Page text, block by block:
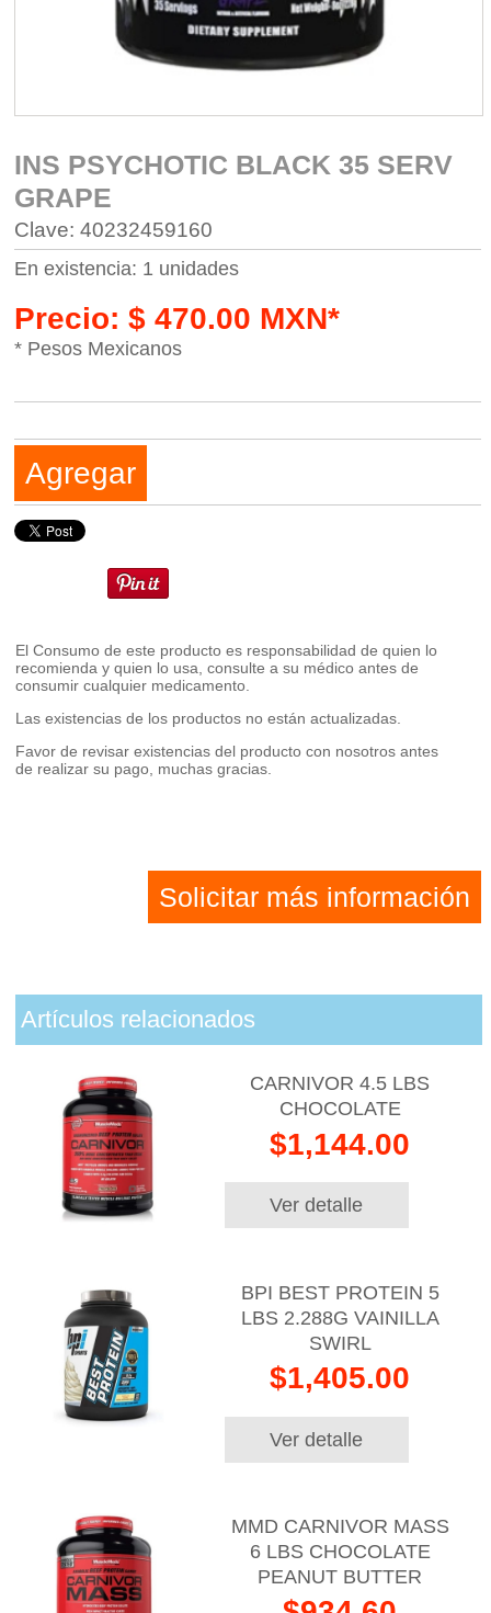
INS PSYCHOTIC BLACK 35 SERV
GRAPE
Clave: 40232459160
En existencia: 1 unidades
Precio: $ 470.00 MXN*
* Pesos Mexicanos
Agregar
El Consumo de este producto es responsabilidad de quien lo
recomienda y quien lo usa, consulte a su médico antes de
consumir cualquier medicamento.
Las existencias de los productos no están actualizadas.
Favor de revisar existencias del producto con nosotros antes
de realizar su pago, muchas gracias.
Solicitar más información
Artículos relacionados
CARNIVOR 4.5 LBS
CHOCOLATE
$1,144.00
Ver detalle
BPI BEST PROTEIN 5
LBS 2.288G VAINILLA
SWIRL
$1,405.00
Ver detalle
MMD CARNIVOR MASS
6 LBS CHOCOLATE
PEANUT BUTTER